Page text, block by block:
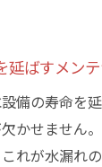
延ばすメン
備の寿命を
かせません
れが水漏れ